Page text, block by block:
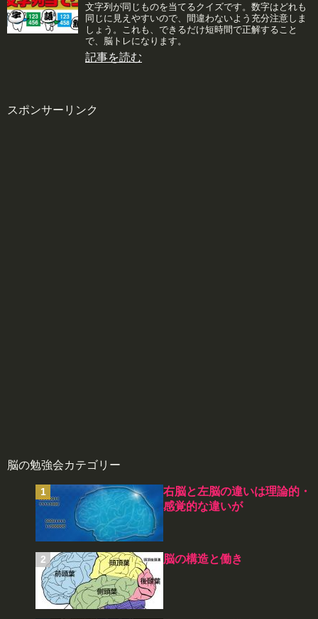
文字列が同じものを当てるクイズです。数字はどれも
同じに見えやすいので、間違わないよう充分注意しま
しょう。これも、できるだけ短時間で正解すること
で、脳トレになります。
記事を読む
スポンサーリンク
脳の勉強会カテゴリー
右脳と左脳の違いは理論的・
感覚的な違いが
脳の構造と働き